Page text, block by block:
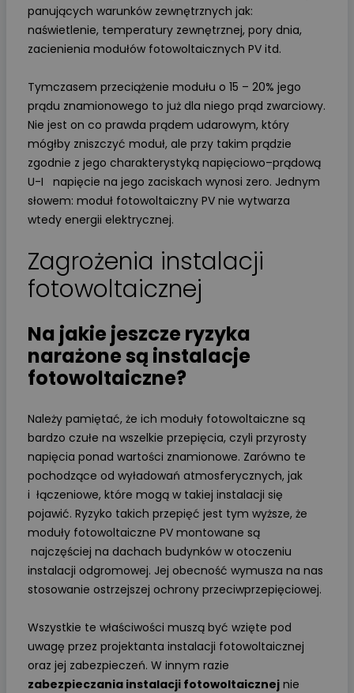
panujących warunków zewnętrznych jak:
naświetlenie, temperatury zewnętrznej, pory dnia,
zacienienia modułów fotowoltaicznych PV itd.
Tymczasem przeciążenie modułu o 15 – 20% jego
prądu znamionowego to już dla niego prąd zwarciowy.
Nie jest on co prawda prądem udarowym, który
mógłby zniszczyć moduł, ale przy takim prądzie
zgodnie z jego charakterystyką napięciowo–prądową
U-I napięcie na jego zaciskach wynosi zero. Jednym
słowem: moduł fotowoltaiczny PV nie wytwarza
wtedy energii elektrycznej.
Zagrożenia instalacji
fotowoltaicznej
Na jakie jeszcze ryzyka
narażone są instalacje
fotowoltaiczne?
Należy pamiętać, że ich moduły fotowoltaiczne są
bardzo czułe na wszelkie przepięcia, czyli przyrosty
napięcia ponad wartości znamionowe. Zarówno te
pochodzące od wyładowań atmosferycznych, jak
i łączeniowe, które mogą w takiej instalacji się
pojawić. Ryzyko takich przepięć jest tym wyższe, że
moduły fotowoltaiczne PV montowane są
najczęściej na dachach budynków w otoczeniu
instalacji odgromowej. Jej obecność wymusza na nas
stosowanie ostrzejszej ochrony przeciwprzepięciowej.
Wszystkie te właściwości muszą być wzięte pod
uwagę przez projektanta instalacji fotowoltaicznej
oraz jej zabezpieczeń. W innym razie
zabezpieczania instalacji fotowoltaicznej nie